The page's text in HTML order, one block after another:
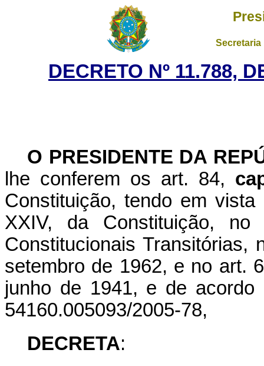
DECRETO Nº 11.788,
O PRESIDENTE DA
lhe conferem os art. 84,
Constituição, tendo em
XXIV, da Constituição,
Constitucionais Transitórias,
setembro de 1962, e no art.
junho de 1941, e de acordo
54160.005093/2005-78,
DECRETA: